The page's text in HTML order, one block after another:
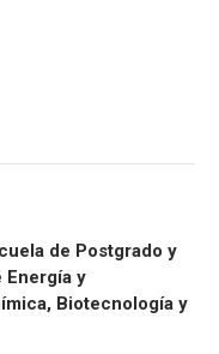
de Postgrado y
Energía y
Biotecnología y